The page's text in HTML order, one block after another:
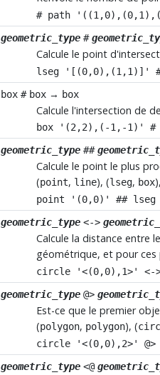
# path
geometric_type #
Calcule le point
lseg '[(0,0),(1,1)]'
box # box → box
Calcule l'intersection de
box '(2,2),(-1,-1)'
geometric_type ##
Calcule le point le plus
(point, line), (lseg, box
point '(0,0)' ##
geometric_type <->
Calcule la distance entre
géométrique, et pour ces
circle '<(0,0),1>' <-
geometric_type @>
Est-ce que le premier
(polygon, polygon), (
circle '<(0,0),2>'
geometric_type <@